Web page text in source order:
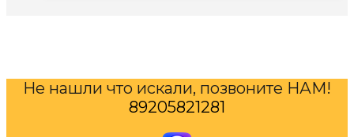
Не нашли что искали, позвоните НАМ!
89205821281